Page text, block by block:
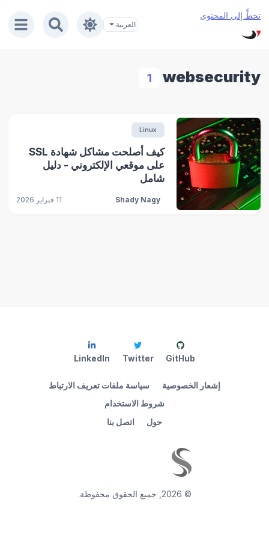
تخطَّ إلى المحتوى
websecurity
1
Linux
كيف أصلحت مشاكل شهادة SSL
على موقعي الإلكتروني - دليل
شامل
Shady Nagy 11 فبراير 2026
©
2026 جميع الحقوق محفوظة.
حول اتصل بنا
إشعار الخصوصية
سياسة ملفات تعريف الارتباط
شروط الاستخدام
GitHub
Twitter
LinkedIn